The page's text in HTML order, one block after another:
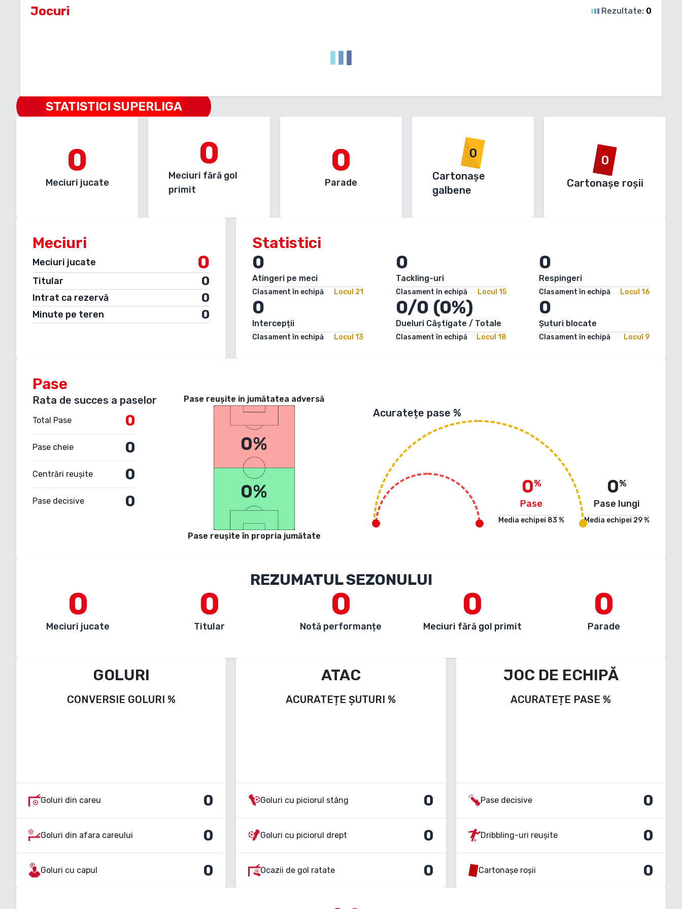
Jocuri Rezultate: 0
STATISTICI SUPERLIGA
0
Meciuri jucate
0
Meciuri fără gol
primit
0
Parade
0
Cartonașe
galbene
0
Cartonașe roșii
Meciuri
Meciuri jucate 0
Titular 0
Intrat ca rezervă 0
Minute pe teren 0
Statistici
0
Atingeri pe meci
Clasament în echipă Locul 21
0
Tackling-uri
Clasament în echipă Locul 15
0
Respingeri
Clasament în echipă Locul 16
0
Intercepții
Clasament în echipă Locul 13
0/0 (0%)
Dueluri Câștigate / Totale
Clasament în echipă Locul 18
0
Șuturi blocate
Clasament în echipă Locul 9
Pase
Rata de succes a paselor
Total Pase 0
Pase cheie 0
Centrări reușite 0
Pase decisive 0
Pase reușite in jumătatea adversă
0%
0%
Pase reușite în propria jumătate
Acuratețe pase %
0%
Pase
Media echipei 83 %
0%
Pase lungi
Media echipei 29%
REZUMATUL SEZONULUI
0
Meciuri jucate
0
Titular
0
Notă performanțe
0
Meciuri fără gol primit
0
Parade
GOLURI
CONVERSIE GOLURI %
Goluri din careu 0
Goluri din afara careului 0
Goluri cu capul 0
ATAC
ACURATEȚE ȘUTURI %
Goluri cu piciorul stâng 0
Goluri cu piciorul drept 0
Ocazii de gol ratate 0
JOC DE ECHIPĂ
ACURATEȚE PASE %
Pase decisive 0
Dribbling-uri reușite 0
Cartonașe roșii 0